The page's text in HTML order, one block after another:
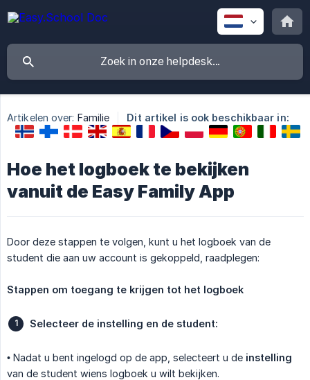
Artikelen over: Familie Dit artikel is ook beschikbaar in:
Hoe het logboek te bekijken
vanuit de Easy Family App
Door deze stappen te volgen, kunt u het logboek van de
student die aan uw account is gekoppeld, raadplegen:
Stappen om toegang te krijgen tot het logboek
Selecteer de instelling en de student:
• Nadat u bent ingelogd op de app, selecteert u de instelling
van de student wiens logboek u wilt bekijken.